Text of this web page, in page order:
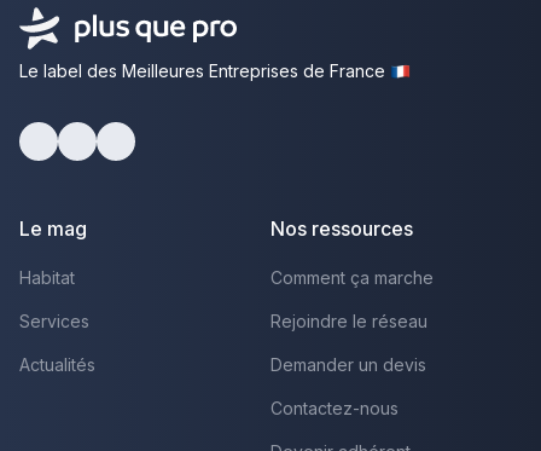
Le label des Meilleures Entreprises de France
Le mag
Habitat
Services
Actualités
Nos ressources
Comment ça marche
Rejoindre le réseau
Demander un devis
Contactez-nous